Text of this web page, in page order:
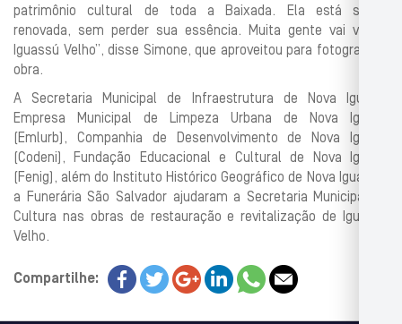
patrimônio cultural de toda a Baixada. Ela está sendo
renovada, sem perder sua essência. Muita gente vai visitar
Iguassú Velho”, disse Simone, que aproveitou para fotografar a
obra.
A Secretaria Municipal de Infraestrutura de Nova Iguaçu,
Empresa Municipal de Limpeza Urbana de Nova Iguaçu
(Emlurb), Companhia de Desenvolvimento de Nova Iguaçu
(Codeni), Fundação Educacional e Cultural de Nova Iguaçu
(Fenig), além do Instituto Histórico Geográfico de Nova Iguaçu e
a Funerária São Salvador ajudaram a Secretaria Municipal de
Cultura nas obras de restauração e revitalização de Iguassú
Velho.
Compartilhe: